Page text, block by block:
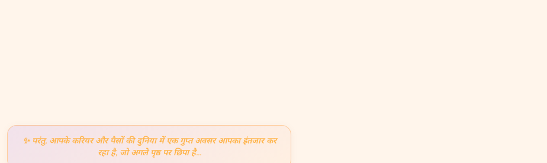
✨ परंतु, आपके करियर और पैसों की दुनिया में एक गुप्त अवसर आपका इंतजार कर
रहा है, जो अगले पृष्ठ पर छिपा है...